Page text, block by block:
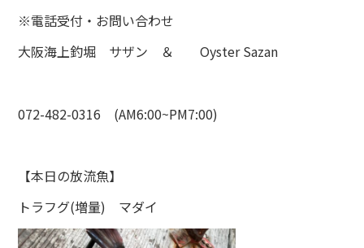
※電話受付・お問い合わせ
大阪海上釣堀 サザン ＆ Oyster Sazan
072-482-0316 (AM6:00~PM7:00)
【本日の放流魚】
トラフグ(増量) マダイ